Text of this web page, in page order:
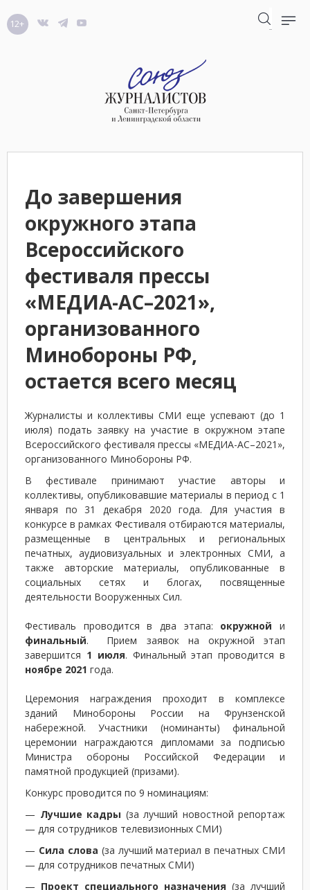
12+
До завершения
окружного этапа
Всероссийского
фестиваля прессы
«МЕДИА-АС–2021»,
организованного
Минобороны РФ,
остается всего месяц
Журналисты и коллективы СМИ еще успевают (до 1
июля) подать заявку на участие в окружном этапе
Всероссийского фестиваля прессы «МЕДИА-АС–2021»,
организованного Минобороны РФ.
В фестивале принимают участие авторы и
коллективы, опубликовавшие материалы в период с 1
января по 31 декабря 2020 года. Для участия в
конкурсе в рамках Фестиваля отбираются материалы,
размещенные в центральных и региональных
печатных, аудиовизуальных и электронных СМИ, а
также авторские материалы, опубликованные в
социальных сетях и блогах, посвященные
деятельности Вооруженных Сил.
Фестиваль проводится в два этапа: окружной и
финальный. Прием заявок на окружной этап
завершится 1 июля. Финальный этап проводится в
ноябре 2021 года.
Церемония награждения проходит в комплексе
зданий Минобороны России на Фрунзенской
набережной. Участники (номинанты) финальной
церемонии награждаются дипломами за подписью
Министра обороны Российской Федерации и
памятной продукцией (призами).
Конкурс проводится по 9 номинациям:
— Лучшие кадры (за лучший новостной репортаж
— для сотрудников телевизионных СМИ)
— Сила слова (за лучший материал в печатных СМИ
— для сотрудников печатных СМИ)
— Проект специального назначения (за лучший